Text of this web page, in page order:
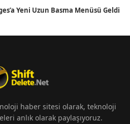
Yeni Uzun Basma Menüsü Geldi
haber sitesi olarak, teknoloji
anlık olarak paylaşıyoruz.